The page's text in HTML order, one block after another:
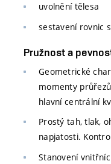
uvolnění tělesa
sestavení rovnic
Pružnost a
Geometrické
momenty
hlavní centrální
Prostý tah, tlak,
napjatosti.
Stanovení